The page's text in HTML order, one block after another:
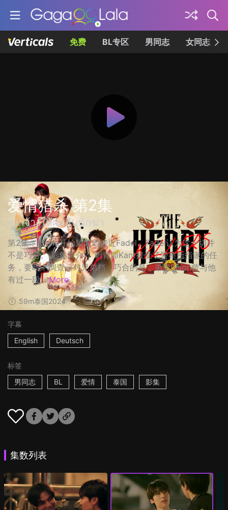
免费 BL专区 男同志 女同志
爱情猎杀 第2集
เขาจ้างให้ผมจีบนักฆ่า
第2集： Style开始频繁地接近Fadel，Fadel认为这一切并
不是巧合。 影集简介： 刺青师Kant接受了警察所指派的任
务，要暗中调查一对兄弟档，巧合的是，弟弟Bison曾与他
有过一段... More
59m泰国2024
字幕
English
Deutsch
标签
男同志
BL 爱情 泰国 影集
集数列表